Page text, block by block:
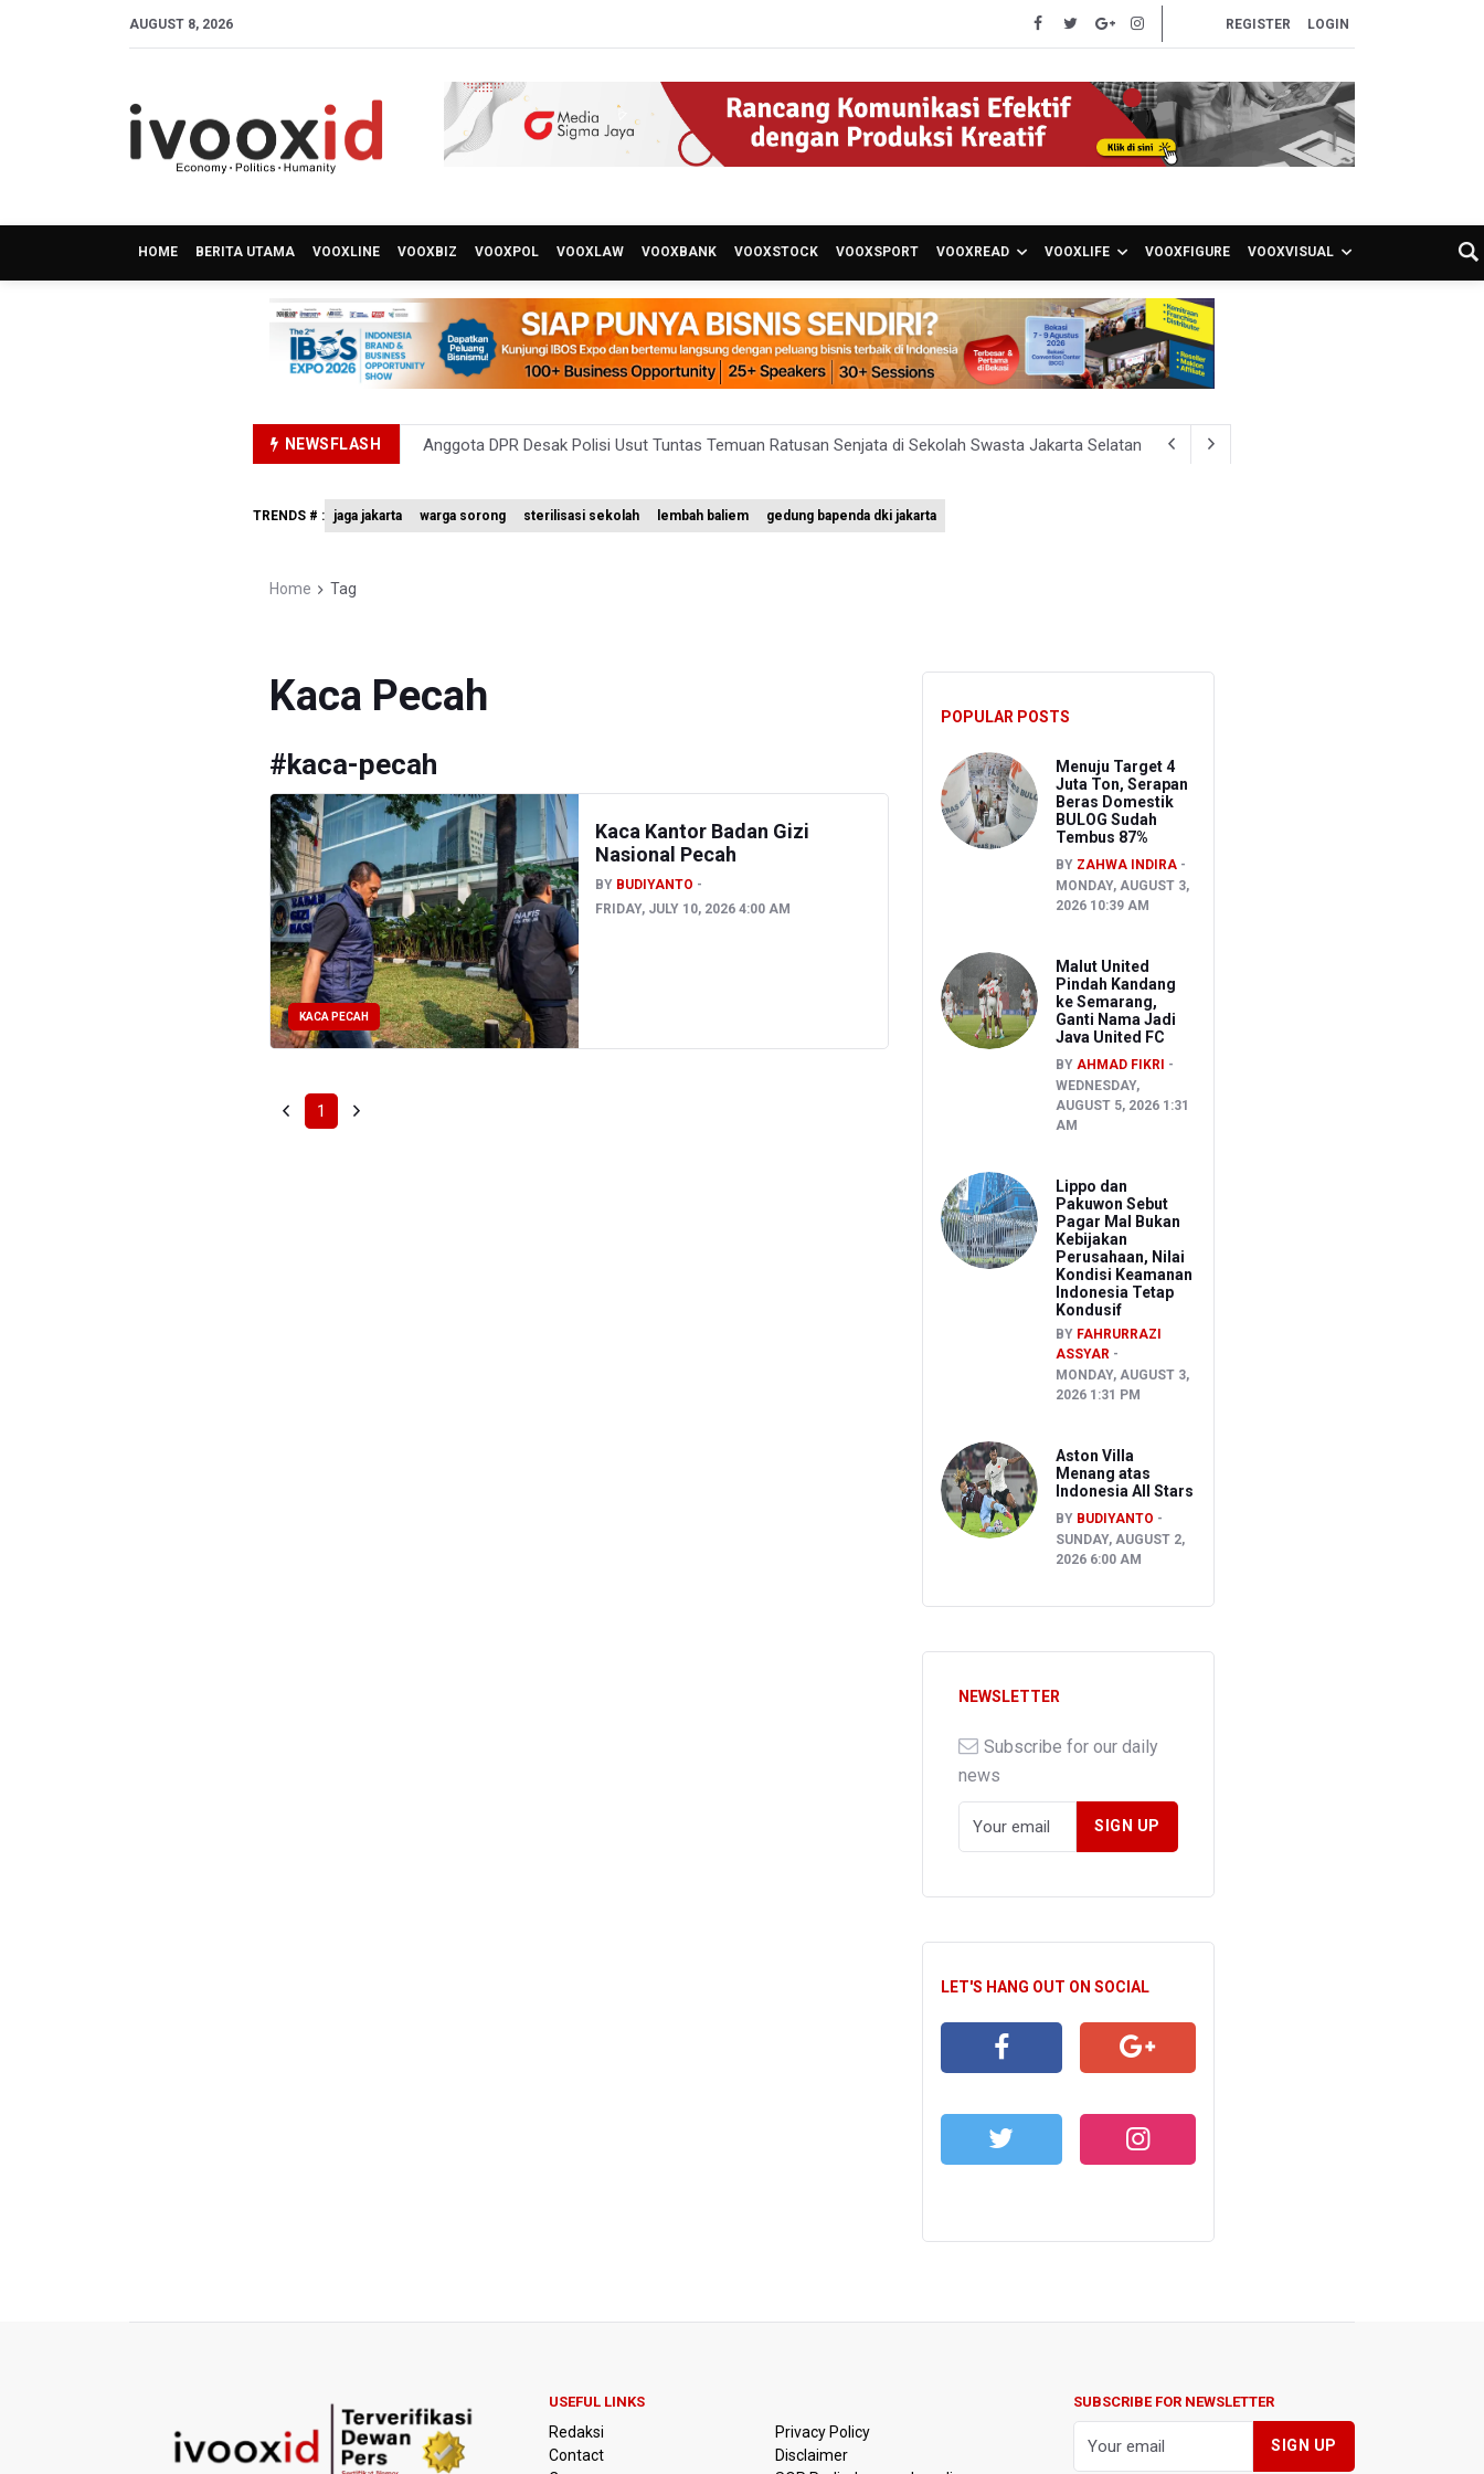
AUGUST 8, 2026 REGISTER LOGIN
HOME BERITA UTAMA VOOXLINE VOOXBIZ VOOXPOL VOOXLAW VOOXBANK VOOXSTOCK VOOXSPORT VOOXREAD VOOXLIFE VOOXFIGURE VOOXVISUAL
NEWSFLASH
Anggota DPR Desak Polisi Usut Tuntas Temuan Ratusan Senjata di Sekolah Swasta Jakarta Selatan
BGN Beri Batas Waktu SPPG Kantongi SLHS Paling Lambat 10 Agustus
TRENDS # : jaga jakarta warga sorong sterilisasi sekolah lembah baliem gedung bapenda dki jakarta
Home Tag
Kaca Pecah
#kaca-pecah
KACA PECAH
Kaca Kantor Badan Gizi
Nasional Pecah
BY BUDIYANTO
FRIDAY, JULY 10, 2026 4:00 AM
1
POPULAR POSTS
Menuju Target 4
Juta Ton, Serapan
Beras Domestik
BULOG Sudah
Tembus 87%
BY ZAHWA INDIRA
MONDAY, AUGUST 3,
2026 10:39 AM
Malut United
Pindah Kandang
ke Semarang,
Ganti Nama Jadi
Java United FC
BY AHMAD FIKRI
WEDNESDAY,
AUGUST 5, 2026 1:31
AM
Lippo dan
Pakuwon Sebut
Pagar Mal Bukan
Kebijakan
Perusahaan, Nilai
Kondisi Keamanan
Indonesia Tetap
Kondusif
BY FAHRURRAZI
ASSYAR
MONDAY, AUGUST 3,
2026 1:31 PM
Aston Villa
Menang atas
Indonesia All Stars
BY BUDIYANTO
SUNDAY, AUGUST 2,
2026 6:00 AM
NEWSLETTER
Subscribe for our daily
news
LET'S HANG OUT ON SOCIAL
USEFUL LINKS
Redaksi
Contact
Privacy Policy
Disclaimer
SUBSCRIBE FOR NEWSLETTER